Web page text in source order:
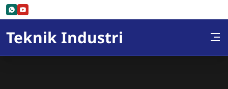
Skip to Content
Teknik Industri